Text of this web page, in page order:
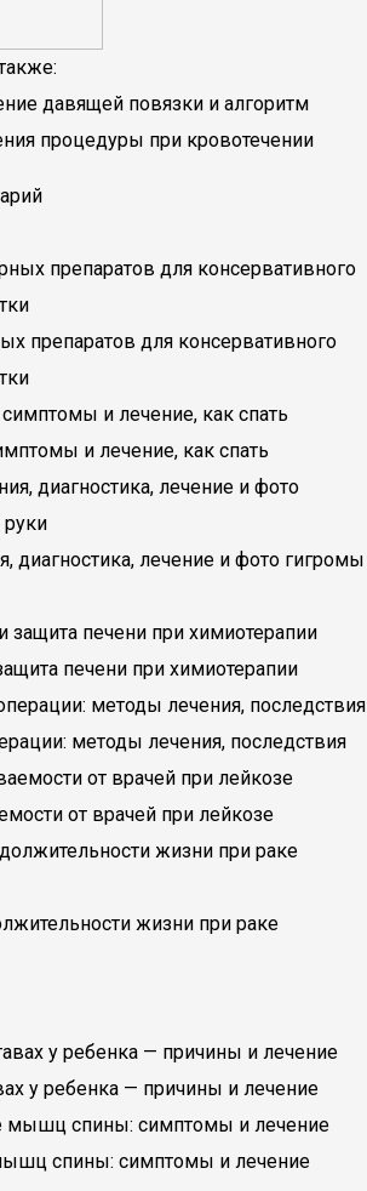
давящей повязки и алгоритм
процедуры при кровотечении
препаратов для консервативного
и лечение, как спать
диагностика, лечение и фото гигромы
печени при химиотерапии
методы лечения, последствия
от врачей при лейкозе
жизни при раке
у ребенка — причины и лечение
спины: симптомы и лечение